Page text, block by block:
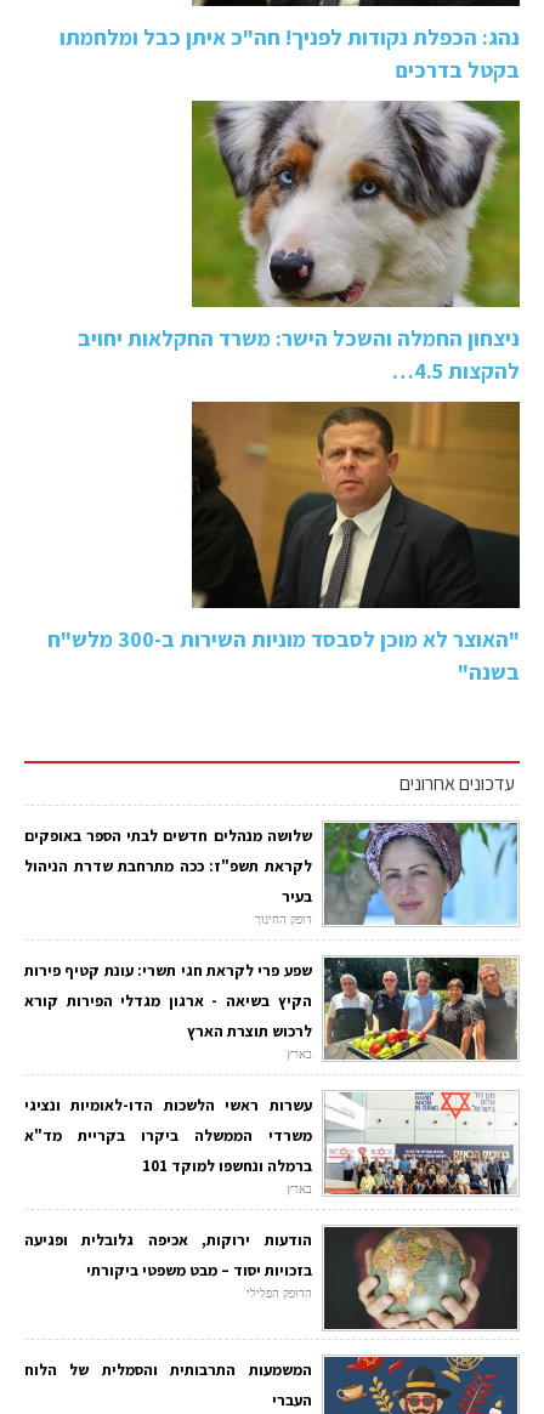
נהג: הכפלת נקודות לפניך! חה"כ איתן כבל ומלחמתו
בקטל בדרכים
ניצחון החמלה והשכל הישר: משרד החקלאות יחויב
להקצות 4.5…
"האוצר לא מוכן לסבסד מוניות השירות ב-300 מלש"ח
בשנה"
עדכונים אחרונים
שלושה מנהלים חדשים לבתי הספר באופקים
לקראת תשפ"ז: ככה מתרחבת שדרת הניהול
בעיר
דופק החינוך
שפע פרי לקראת חגי תשרי: עונת קטיף פירות
הקיץ בשיאה - ארגון מגדלי הפירות קורא
לרכוש תוצרת הארץ
בארץ
עשרות ראשי הלשכות הדו-לאומיות ונציגי
משרדי הממשלה ביקרו בקריית מד"א
ברמלה ונחשפו למוקד 101
בארץ
הודעות ירוקות, אכיפה גלובלית ופגיעה
בזכויות יסוד – מבט משפטי ביקורתי
הדופק הפלילי
המשמעות התרבותית והסמלית של הלוח
העברי